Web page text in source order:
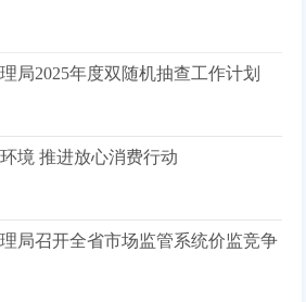
局2025年度双随机抽查工作计划
境 推进放心消费行动
局召开全省市场监管系统价监竞争